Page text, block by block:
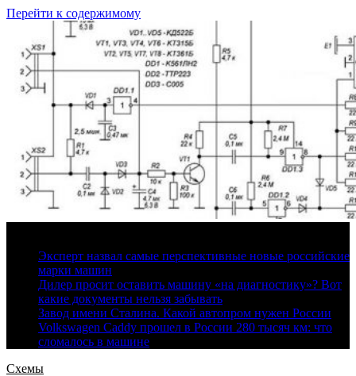
Перейти к содержимому
Эксперт назвал самые перспективные новые российские
марки машин
Дилер просит оставить машину «на диагностику»? Вот
какие документы нельзя забывать
Завод имени Сталина. Какой автопром нужен России
Volkswagen Caddy прошел в России 280 тысяч км: что
сломалось в машине
Схемы